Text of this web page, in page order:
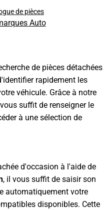
de pièces
Auto
de pièces détachées
rapidement les
véhicule. Grâce à notre
suffit de renseigner le
à une sélection de
d'occasion à l'aide de
, il vous suffit de saisir son
automatiquement votre
disponibles. Cette